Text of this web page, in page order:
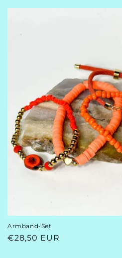
Armband-Set
Normaler
€28,50 EUR